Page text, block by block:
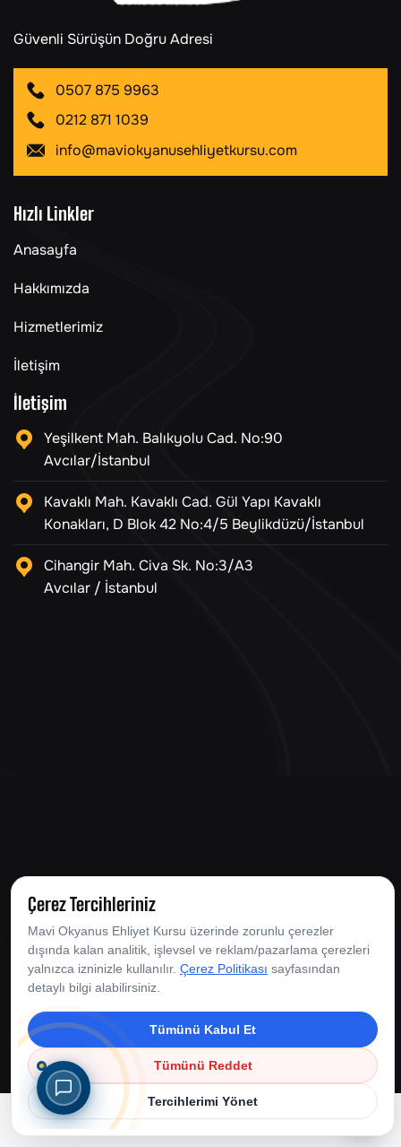
Güvenli Sürüşün Doğru Adresi
0507 875 9963
0212 871 1039
info@maviokyanusehliyetkursu.com
Hızlı Linkler
Anasayfa
Hakkımızda
Hizmetlerimiz
İletişim
İletişim
Yeşilkent Mah. Balıkyolu Cad. No:90
Avcılar/İstanbul
Kavaklı Mah. Kavaklı Cad. Gül Yapı Kavaklı
Konakları, D Blok 42 No:4/5 Beylikdüzü/İstanbul
Cihangir Mah. Civa Sk. No:3/A3
Avcılar / İstanbul
© Copyright 2026 Mavi Okyanus Ehliyet Kursları. Tüm
Hakları Saklıdır.
Çerez Politikası|Çerez Tercihleri
Çerez Tercihleriniz
Mavi Okyanus Ehliyet Kursu üzerinde zorunlu çerezler
dışında kalan analitik, işlevsel ve reklam/pazarlama çerezleri
yalnızca izninizle kullanılır. Çerez Politikası sayfasından
detaylı bilgi alabilirsiniz.
Tümünü Kabul Et
Tümünü Reddet
Tercihlerimi Yönet